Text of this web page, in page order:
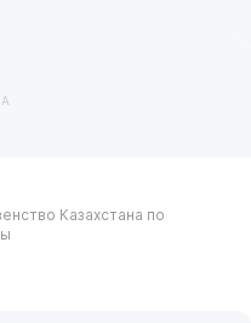
Казахстана по